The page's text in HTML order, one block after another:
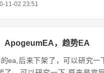
11-02 23:51
ApogeumEA，趋势EA
ea,后来下架了，可以研究一